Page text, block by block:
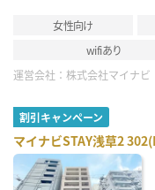
女性向け
wifiあり
運営会社： 株式会社マイナビ
割引キャンペーン
マイナビSTAY浅草2